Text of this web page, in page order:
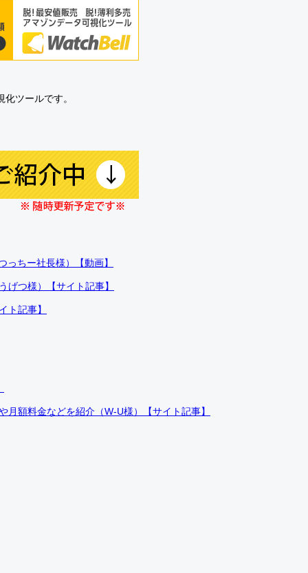
ツールです。
ちー社長様）【動画】
げつ様）【サイト記事】
ト記事】
額料金などを紹介（W-U様）【サイト記事】